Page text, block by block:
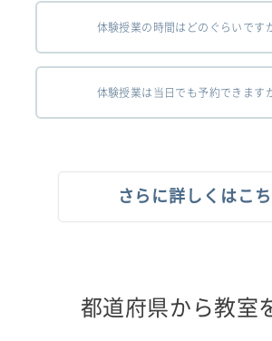
体験授業の時間はどのぐらいです
体験授業は当日でも予約できます
さらに詳しくはこ
都道府県から教室